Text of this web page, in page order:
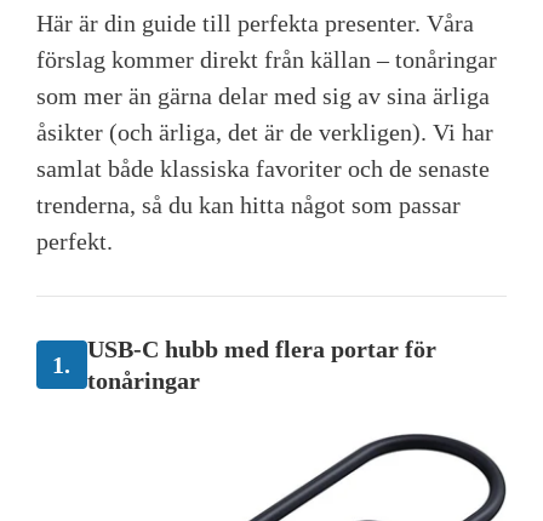
Här är din guide till perfekta presenter. Våra
förslag kommer direkt från källan – tonåringar
som mer än gärna delar med sig av sina ärliga
åsikter (och ärliga, det är de verkligen). Vi har
samlat både klassiska favoriter och de senaste
trenderna, så du kan hitta något som passar
perfekt.
1.
USB-C hubb med flera portar för
tonåringar